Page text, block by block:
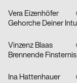
Vera Eizenhöfer
Vinzenz Blaas
Brennende Finsternis
Ina Hattenhauer